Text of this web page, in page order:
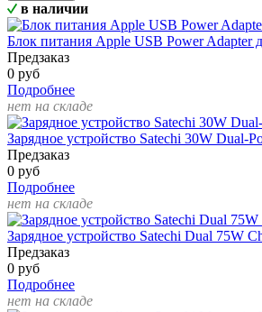
в наличии
Блок питания Apple USB Power Adapter
Предзаказ
0 руб
Подробнее
нет на складе
Зарядное устройство Satechi 30W Dual-
Предзаказ
0 руб
Подробнее
нет на складе
Зарядное устройство Satechi Dual 75W
Предзаказ
0 руб
Подробнее
нет на складе